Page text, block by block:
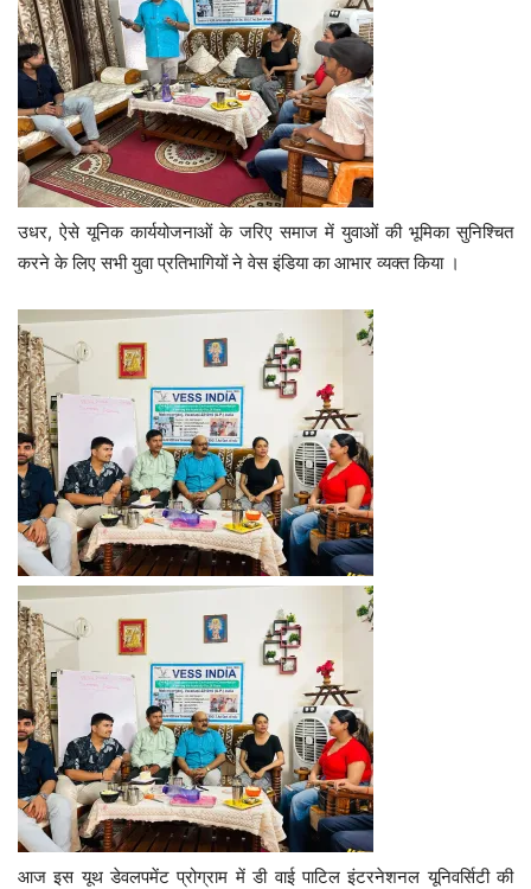
उधर, ऐसे यूनिक कार्ययोजनाओं के जरिए समाज में युवाओं की भूमिका सुनिश्चित
करने के लिए सभी युवा प्रतिभागियों ने वेस इंडिया का आभार व्यक्त किया ।
आज इस यूथ डेवलपमेंट प्रोग्राम में डी वाई पाटिल इंटरनेशनल यूनिवर्सिटी की